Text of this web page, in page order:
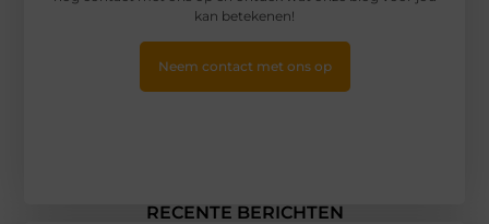
RECENTE BERICHTEN
kan betekenen!
Neem contact met ons op